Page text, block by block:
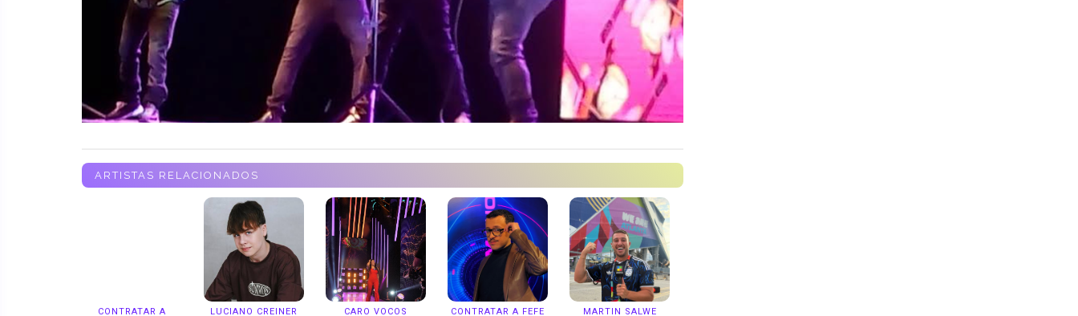
ARTISTAS RELACIONADOS
CONTRATAR A
LUCIANO CREINER CARO VOCOS
CONTRATAR A FEFE
MARTIN SALWE